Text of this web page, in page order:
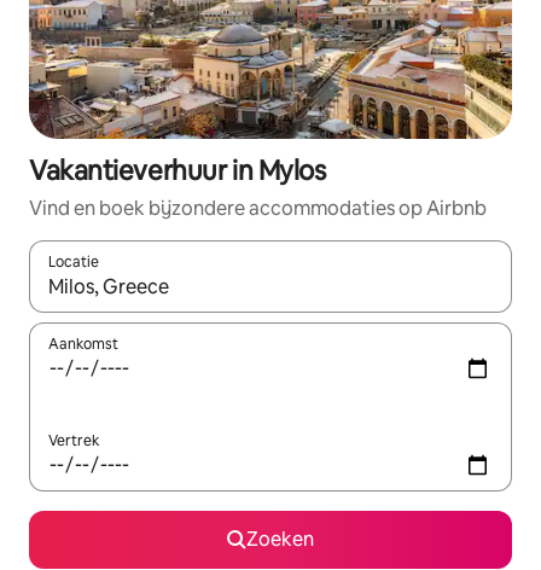
Vakantieverhuur in Mylos
Vind en boek bijzondere accommodaties op Airbnb
Locatie
Wanneer er suggesties beschikbaar zijn, maak je een keuze
Aankomst
Vertrek
Zoeken